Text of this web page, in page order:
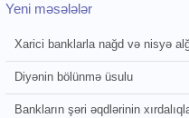
Yeni məsələlər
Xarici banklarla nağd və nisyə
Diyənin bölünmə üsulu
Bankların şəri əqdlərinin